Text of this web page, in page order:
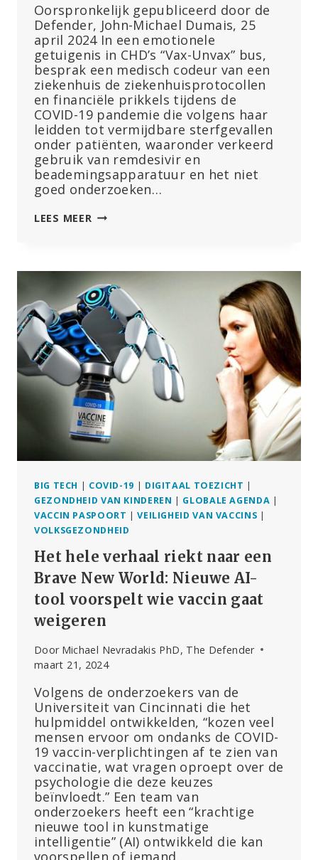
Oorspronkelijk gepubliceerd door de
Defender, John-Michael Dumais, 25
april 2024 In een emotionele
getuigenis in CHD’s “Vax-Unvax” bus,
besprak een medisch codeur van een
ziekenhuis de ziekenhuisprotocollen
en financiële prikkels tijdens de
COVID-19 pandemie die volgens haar
leidden tot vermijdbare sterfgevallen
onder patiënten, waaronder verkeerd
gebruik van remdesivir en
beademingsapparatuur en het niet
goed onderzoeken…
LEES MEER ‘IK
MENSEN
VERMOORDDEN’:
KLOKKENLUIDER
ZEGT
DAT
COVID
ZIEKENHUISPROTOCOLLEN
LEIDDEN
TOT
DE
DOOD
VAN
PATIËNTEN
BIG TECH | COVID-19 | DIGITAAL TOEZICHT |
GEZONDHEID VAN KINDEREN | GLOBALE AGENDA |
VACCIN PASPOORT |VEILIGHEID VAN VACCINS |
VOLKSGEZONDHEID
Het hele verhaal riekt naar een
Brave New World: Nieuwe AI-
tool voorspelt wie vaccin gaat
weigeren
Door Michael Nevradakis PhD, The Defender
maart 21, 2024
Volgens de onderzoekers van de
Universiteit van Cincinnati die het
hulpmiddel ontwikkelden, “kozen veel
mensen ervoor om ondanks de COVID-
19 vaccin-verplichtingen af te zien van
vaccinatie, wat vragen oproept over de
psychologie die deze keuzes
beïnvloedt.” Een team van
onderzoekers heeft een “krachtige
nieuwe tool in kunstmatige
intelligentie” (AI) ontwikkeld die kan
voorspellen of iemand…